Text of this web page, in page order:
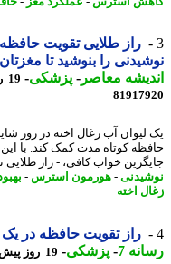
راز طلایی تقویت حافظه در
را بنوشید تا مغزتان
معاصر-پزشکی-19 روز پیش - سه شنبه 30 تیر 1405، 09:53
آب زغال اخته در روز شاید
کوتاه مدت کمک کند. با این
خواب کافی، - راز طلایی
-هورمون استرس-بهبود
اخته
راز تقویت حافظه در یک
7
-پزشکی-19 روز پیش - سه شنبه 30 تیر 1405، 04:35